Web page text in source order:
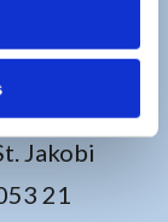
Jakobi
21